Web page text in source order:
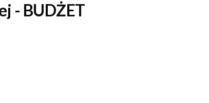
- BUDŻET